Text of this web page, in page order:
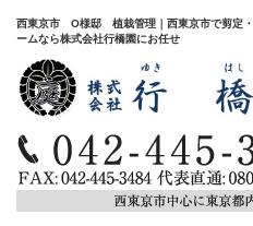
西東京市 O様邸 植栽管理｜西東京市で剪定・
ームなら株式会社行橋園にお任せ